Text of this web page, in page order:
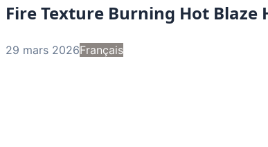
Fire Texture Burning Hot Blaze
29 mars 2026Français